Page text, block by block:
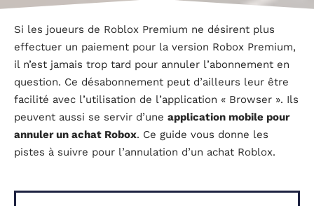
Si les joueurs de Roblox Premium ne désirent plus
effectuer un paiement pour la version Robox Premium,
il n’est jamais trop tard pour annuler l’abonnement en
question. Ce désabonnement peut d’ailleurs leur être
facilité avec l’utilisation de l’application « Browser ». Ils
peuvent aussi se servir d’une application mobile pour
annuler un achat Robox. Ce guide vous donne les
pistes à suivre pour l’annulation d’un achat Roblox.